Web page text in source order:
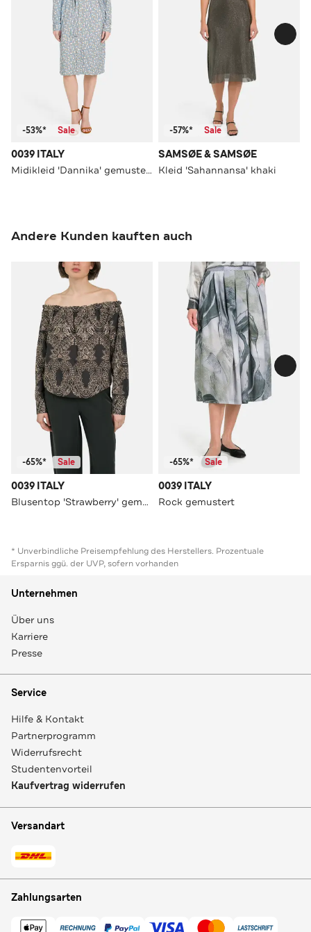
-53%* Sale
0039 ITALY
Midikleid 'Dannika' gemustert
-57%* Sale
SAMSØE & SAMSØE
Kleid 'Sahannansa' khaki
Andere Kunden kauften auch
-65%* Sale
0039 ITALY
Blusentop 'Strawberry' gemustert
-65%* Sale
0039 ITALY
Rock gemustert
* Unverbindliche Preisempfehlung des Herstellers. Prozentuale
Ersparnis ggü. der UVP, sofern vorhanden
Unternehmen
Über uns
Karriere
Presse
Service
Hilfe & Kontakt
Partnerprogramm
Widerrufsrecht
Studentenvorteil
Kaufvertrag widerrufen
Versandart
Zahlungsarten